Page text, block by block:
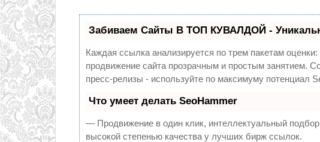
Забиваем Сайты В ТОП КУВАЛДОЙ -
Каждая ссылка анализируется по трем пакетам оценки:
продвижение сайта прозрачным и простым занятием.
пресс-релизы - используйте по максимуму потенциал
Что умеет делать SeoHammer
— Продвижение в один клик, интеллектуальный
высокой степенью качества у лучших бирж ссылок.